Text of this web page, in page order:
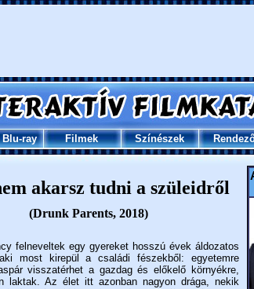
Blu-ray Filmek Színészek
akarsz tudni a szüleidről
(Drunk Parents, 2018)
felneveltek egy gyereket hosszú évek áldozatos
most kirepül a családi fészekből: egyetemre
visszatérhet a gazdag és előkelő környékre,
laktak. Az élet itt azonban nagyon drága, nekik